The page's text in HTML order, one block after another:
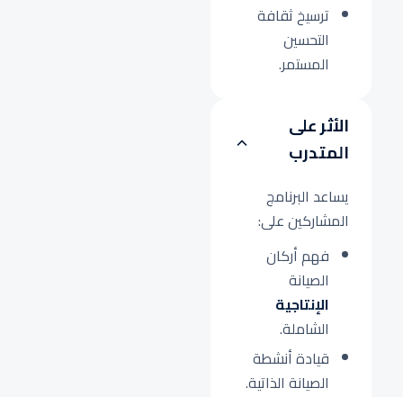
ترسيخ ثقافة
التحسين
المستمر.
الأثر على
المتدرب
يساعد البرنامج
المشاركين على:
فهم أركان
الصيانة
الإنتاجية
الشاملة.
قيادة أنشطة
الصيانة الذاتية.